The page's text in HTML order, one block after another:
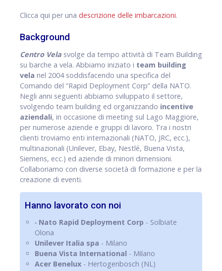
Clicca qui per una descrizione delle imbarcazioni.
Background
Centro Vela svolge da tempo attività di Team Building
su barche a vela. Abbiamo iniziato i team building
vela nel 2004 soddisfacendo una specifica del
Comando del “Rapid Deployment Corp” della NATO.
Negli anni seguenti abbiamo sviluppato il settore,
svolgendo team building ed organizzando incentive
aziendali, in occasione di meeting sul Lago Maggiore,
per numerose aziende e gruppi di lavoro. Tra i nostri
clienti troviamo enti internazionali (NATO, JRC, ecc.),
multinazionali (Unilever, Ebay, Nestlé, Buena Vista,
Siemens, ecc.) ed aziende di minori dimensioni.
Collaboriamo con diverse società di formazione e per la
creazione di eventi.
Hanno lavorato con noi
◦ Nato Rapid Deployment Corp - Solbiate
Olona
Unilever Italia spa - Milano
Buena Vista International - Milano
Acer Benelux - Hertogenbosch (NL)